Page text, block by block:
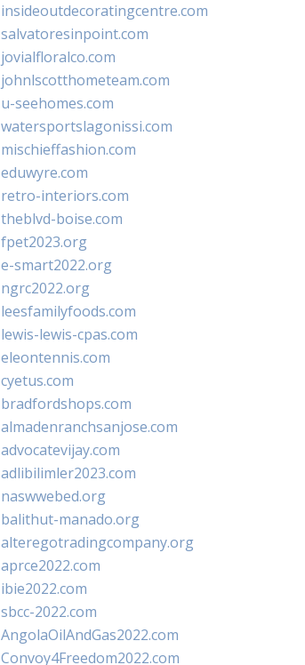
insideoutdecoratingcentre.com
salvatoresinpoint.com
jovialfloralco.com
johnlscotthometeam.com
u-seehomes.com
watersportslagonissi.com
mischieffashion.com
eduwyre.com
retro-interiors.com
theblvd-boise.com
fpet2023.org
e-smart2022.org
ngrc2022.org
leesfamilyfoods.com
lewis-lewis-cpas.com
eleontennis.com
cyetus.com
bradfordshops.com
almadenranchsanjose.com
advocatevijay.com
adlibilimler2023.com
naswwebed.org
balithut-manado.org
alteregotradingcompany.org
aprce2022.com
ibie2022.com
sbcc-2022.com
AngolaOilAndGas2022.com
Convoy4Freedom2022.com